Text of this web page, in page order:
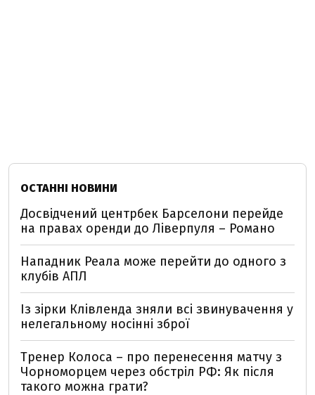
ОСТАННІ НОВИНИ
Досвідчений центрбек Барселони перейде
на правах оренди до Ліверпуля – Романо
Нападник Реала може перейти до одного з
клубів АПЛ
Із зірки Клівленда зняли всі звинувачення у
нелегальному носінні зброї
Тренер Колоса – про перенесення матчу з
Чорноморцем через обстріл РФ: Як після
такого можна грати?